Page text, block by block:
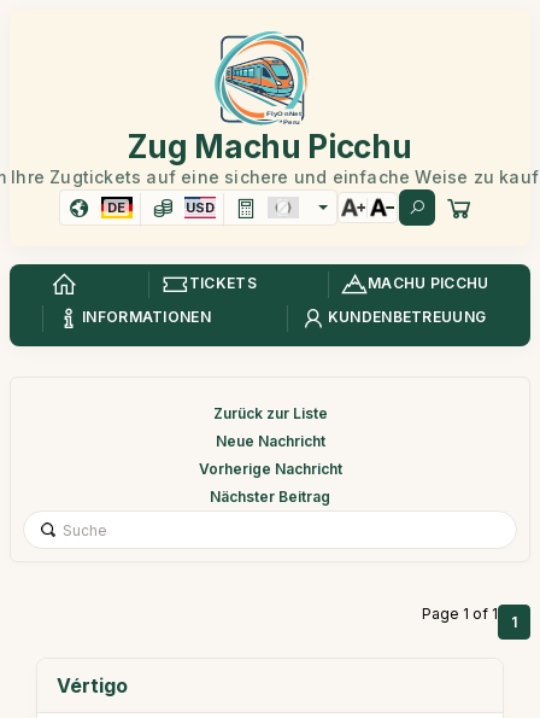
Zug Machu Picchu
Ihre Zugtickets auf eine sichere und einfache Weise zu
DE USD
TICKETS
MACHU PICCHU
INFORMATIONEN
KUNDENBETREUUNG
Zurück zur Liste
Neue Nachricht
Vorherige Nachricht
Nächster Beitrag
Page 1 of 1 1
Vértigo